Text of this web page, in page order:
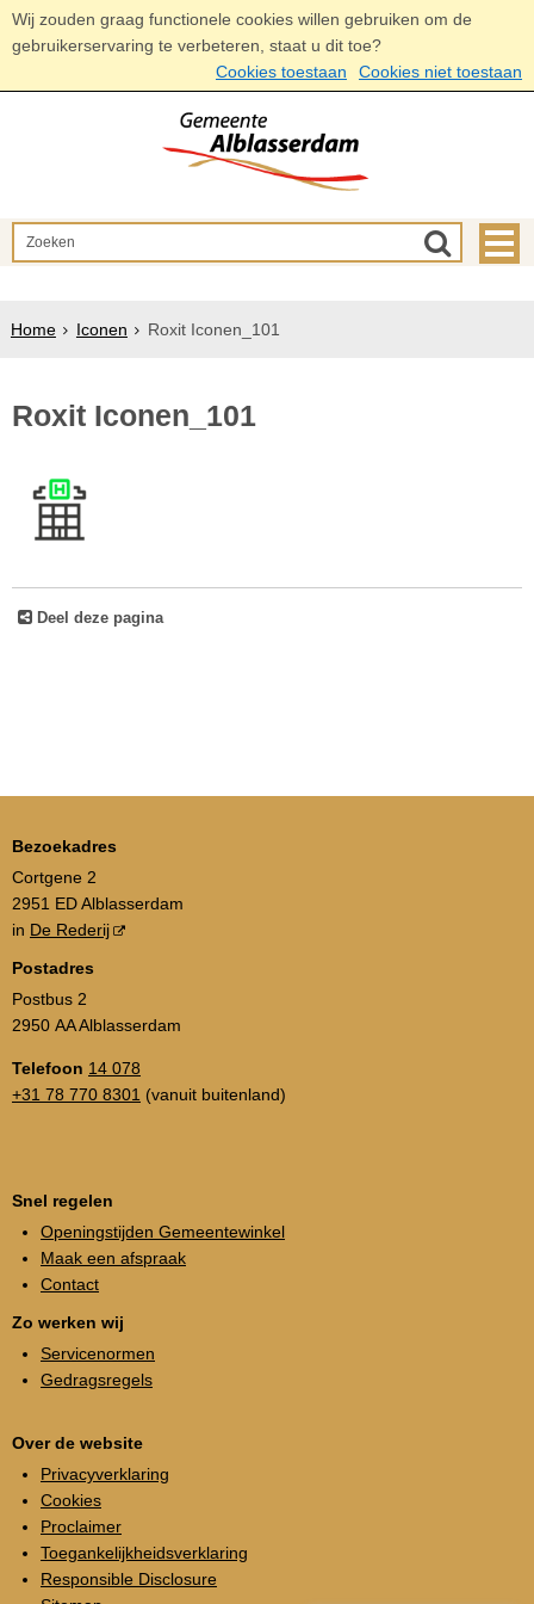
Wij zouden graag functionele cookies willen gebruiken om de
gebruikerservaring te verbeteren, staat u dit toe?
Cookies toestaan
Cookies niet toestaan
Home Iconen Roxit Iconen_101
Roxit Iconen_101
Deel deze pagina
Bezoekadres
Cortgene 2
2951 ED Alblasserdam
in De Rederij
Postadres
Postbus 2
2950 AA Alblasserdam
Telefoon 14 078
+31 78 770 8301 (vanuit buitenland)
Snel regelen
Openingstijden Gemeentewinkel
Maak een afspraak
Contact
Zo werken wij
Servicenormen
Gedragsregels
Over de website
Privacyverklaring
Cookies
Proclaimer
Toegankelijkheidsverklaring
Responsible Disclosure